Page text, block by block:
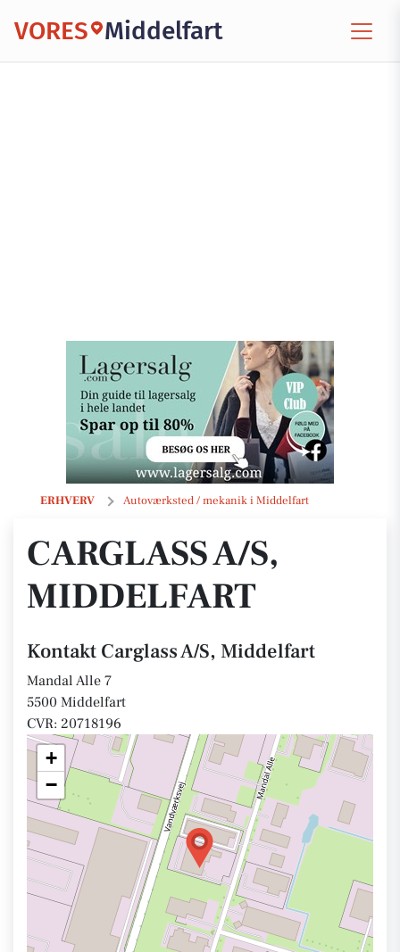
VORES Middelfart
ERHVERV Autoværksted / mekanik i Middelfart
Carglass A/S, Middelfart
CARGLASS A/S,
MIDDELFART
Kontakt Carglass A/S, Middelfart
Mandal Alle 7
5500 Middelfart
CVR: 20718196
+
−